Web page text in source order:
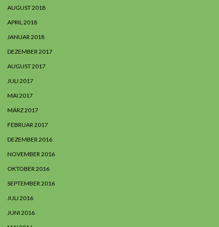
AUGUST 2018
APRIL 2018
JANUAR 2018
DEZEMBER 2017
AUGUST 2017
JULI 2017
MAI 2017
MÄRZ 2017
FEBRUAR 2017
DEZEMBER 2016
NOVEMBER 2016
OKTOBER 2016
SEPTEMBER 2016
JULI 2016
JUNI 2016